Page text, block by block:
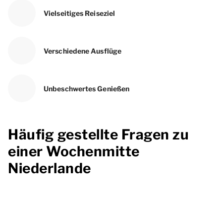
Vielseitiges Reiseziel
Verschiedene Ausflüge
Unbeschwertes Genießen
Häufig gestellte Fragen zu
einer Wochenmitte
Niederlande